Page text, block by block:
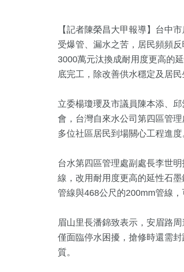
【記者陳榮昌大甲報導】台中
受爆管、漏水之苦，居民頻頻
3000萬元汰換成耐用度更高的
底完工，除改善供水穩定及居
立委楊瓊瓔及市議員陳本添、
會，台灣自來水公司第四區管
多位社區居民到場關心工程進度
台水第四區管理處副處長李世
線，改用耐用度更高的延性石
管線與468公尺的200mm管線
眉山里長潘錦致表示，安眉路
僅面臨停水困擾，搶修時還需
質。
943+
運動
85+
2024總統大選
+
福建林公信俗文
74+
海峽論壇專區
215+
兩岸道教文化交
流專區
96+
評論